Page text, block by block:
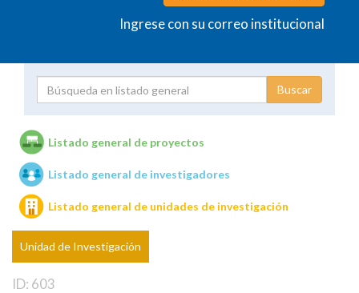
Ingrese con su correo institucional
Unidades de investigación
Listado general de proyectos
Listado general de investigadores
Listado general de unidades de investigación
Unidad de Investigación
ID: 603